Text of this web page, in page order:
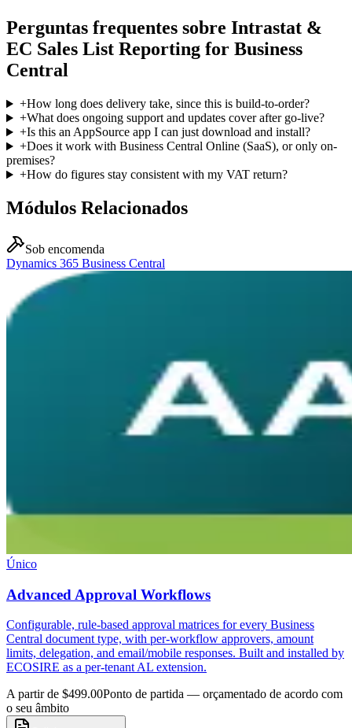
Perguntas frequentes sobre Intrastat &
EC Sales List Reporting for Business
Central
+How long does delivery take, since this is build-to-order?
+What does ongoing support and updates cover after go-live?
+Is this an AppSource app I can just download and install?
+Does it work with Business Central Online (SaaS), or only on-
premises?
+How do figures stay consistent with my VAT return?
Módulos Relacionados
Sob encomenda
Dynamics 365 Business Central
Único
Advanced Approval Workflows
Configurable, rule-based approval matrices for every Business
Central document type, with per-workflow approvers, amount
limits, delegation, and email/mobile responses. Built and installed by
ECOSIRE as a per-tenant AL extension.
A partir de $499.00Ponto de partida — orçamentado de acordo com
o seu âmbito